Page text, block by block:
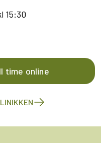
15:30
time online